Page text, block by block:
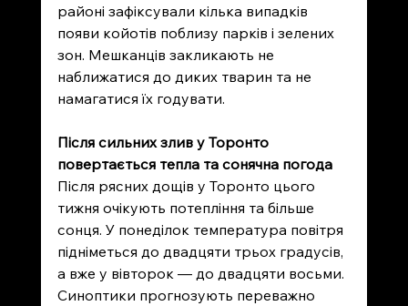
районі зафіксували кілька випадків
появи койотів поблизу парків і зелених
зон. Мешканців закликають не
наближатися до диких тварин та не
намагатися їх годувати.
Після сильних злив у Торонто
повертається тепла та сонячна погода
Після рясних дощів у Торонто цього
тижня очікують потепління та більше
сонця. У понеділок температура повітря
підніметься до двадцяти трьох градусів,
а вже у вівторок — до двадцяти восьми.
Синоптики прогнозують переважно